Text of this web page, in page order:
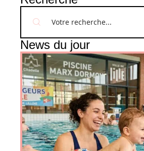
News du jour